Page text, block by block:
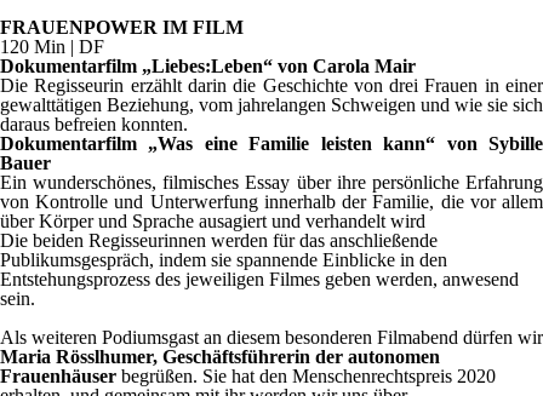
FRAUENPOWER IM FILM
120 Min | DF
Dokumentarfilm „Liebes:Leben“ von Carola Mair
Die Regisseurin erzählt darin die Geschichte von drei Frauen in einer
gewalttätigen Beziehung, vom jahrelangen Schweigen und wie sie sich
daraus befreien konnten.
Dokumentarfilm „Was eine Familie leisten kann“ von Sybille
Bauer
Ein wunderschönes, filmisches Essay über ihre persönliche Erfahrung
von Kontrolle und Unterwerfung innerhalb der Familie, die vor allem
über Körper und Sprache ausagiert und verhandelt wird
Die beiden Regisseurinnen werden für das anschließende
Publikumsgespräch, indem sie spannende Einblicke in den
Entstehungsprozess des jeweiligen Filmes geben werden, anwesend
sein.
Als weiteren Podiumsgast an diesem besonderen Filmabend dürfen wir
Maria Rösslhumer, Geschäftsführerin der autonomen
Frauenhäuser begrüßen. Sie hat den Menschenrechtspreis 2020